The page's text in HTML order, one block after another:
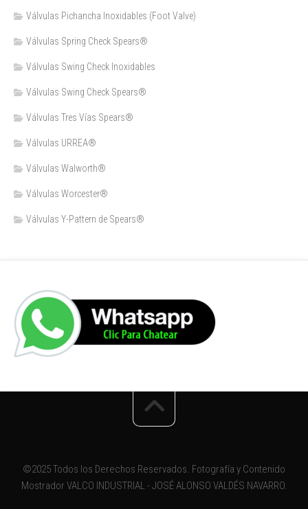
Válvulas Pichancha Inoxidables (Foot Valve)
Válvulas Spring Check Spears®
Válvulas Swing Check Inoxidables
Válvulas Swing Check Spears®
Válvulas Tres Vías Spears®
Válvulas URREA®
Válvulas Walworth®
Válvulas Worcester®
Válvulas Y-Pattern de Spears®️
©2025 Todos los Derechos Reservados. Fotografía y Contenido
Mostrador VALCO INDUSTRIAL - JOSÉ ALONSO VALDÉS NAVARRO.